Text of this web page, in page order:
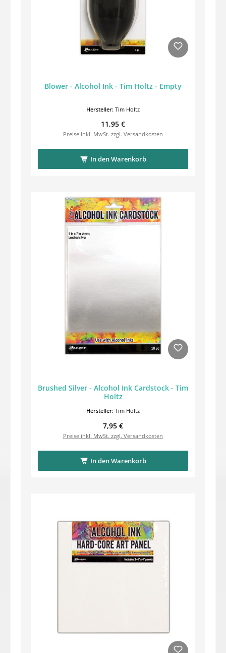
Blower - Alcohol Ink - Tim Holtz - Empty
Hersteller: Tim Holtz
Regulärer Preis:
11,95 €
Preise inkl. MwSt. zzgl. Versandkosten
In den Warenkorb
Brushed Silver - Alcohol Ink Cardstock - Tim
Holtz
Hersteller: Tim Holtz
Regulärer Preis:
7,95 €
Preise inkl. MwSt. zzgl. Versandkosten
In den Warenkorb